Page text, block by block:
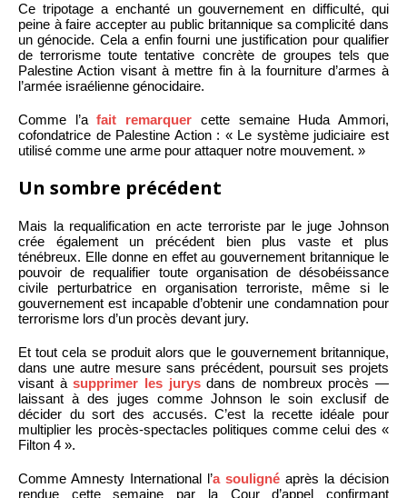
Ce tripotage a enchanté un gouvernement en difficulté, qui
peine à faire accepter au public britannique sa complicité dans
un génocide. Cela a enfin fourni une justification pour qualifier
de terrorisme toute tentative concrète de groupes tels que
Palestine Action visant à mettre fin à la fourniture d’armes à
l’armée israélienne génocidaire.
Comme l’afait remarquer cette semaine Huda Ammori,
cofondatrice de Palestine Action : « Le système judiciaire est
utilisé comme une arme pour attaquer notre mouvement. »
Un sombre précédent
Mais la requalification en acte terroriste par le juge Johnson
crée également un précédent bien plus vaste et plus
ténébreux. Elle donne en effet au gouvernement britannique le
pouvoir de requalifier toute organisation de désobéissance
civile perturbatrice en organisation terroriste, même si le
gouvernement est incapable d’obtenir une condamnation pour
terrorisme lors d’un procès devant jury.
Et tout cela se produit alors que le gouvernement britannique,
dans une autre mesure sans précédent, poursuit ses projets
visant àsupprimer les jurysdans de nombreux procès —
laissant à des juges comme Johnson le soin exclusif de
décider du sort des accusés. C’est la recette idéale pour
multiplier les procès-spectacles politiques comme celui des «
Filton 4 ».
Comme Amnesty International l’a souligné après la décision
rendue cette semaine par la Cour d’appel confirmant